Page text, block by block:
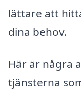
lättare att
dina behov.
Här är några
tjänsterna